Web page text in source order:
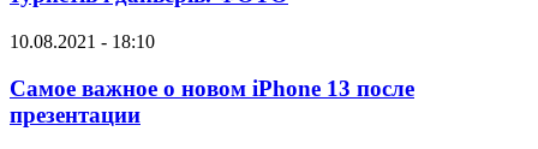
10.08.2021 - 18:10
Самое важное о новом iPhone 13 после
презентации